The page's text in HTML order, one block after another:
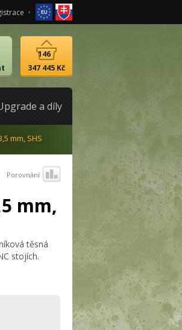
347 445 Kč
146
a díly
mm, SHS
Porovnání
mm,
těsná
stojích.